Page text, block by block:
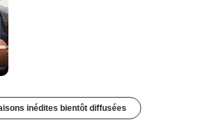
inédites bientôt diffusées